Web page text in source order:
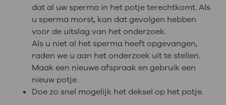
dat al uw sperma in het potje terechtkomt. Als
u sperma morst, kan dat gevolgen hebben
voor de uitslag van het onderzoek.
Als u niet al het sperma heeft opgevangen,
raden we u aan het onderzoek uit te stellen.
Maak een nieuwe afspraak en gebruik een
nieuw potje.
Doe zo snel mogelijk het deksel op het potje.